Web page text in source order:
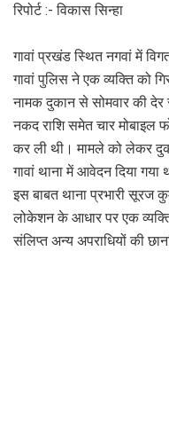
रिपोर्ट :- विकास सिन्हा
गावां प्रखंड स्थित नगवां में
गावां पुलिस ने एक व्यक्ति को
नामक दुकान से सोमवार की देर
नकद राशि समेत चार मोबाइल
कर ली थी। मामले को लेकर
गावां थाना में आवेदन दिया गया
इस बाबत थाना प्रभारी सूरज
लोकेशन के आधार पर एक
संलिप्त अन्य अपराधियों की